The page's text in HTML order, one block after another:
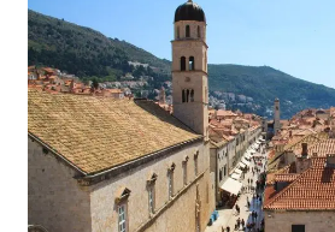
en
Hiver
:
Traditions
Toussaint